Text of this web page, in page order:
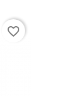
favorite_border